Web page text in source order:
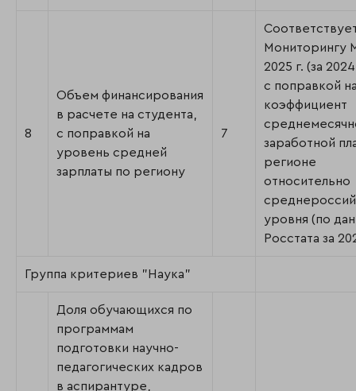
8
Объем финансирования
в расчете на студента,
с поправкой на
уровень средней
зарплаты по региону
7
Мониторингу
2025 г. (за
с поправкой
коэффициент
заработной
регионе
относительно
уровня (по
Росстата за
Группа критериев "Наука"
Доля обучающихся по
программам
подготовки научно-
педагогических кадров
в аспирантуре,